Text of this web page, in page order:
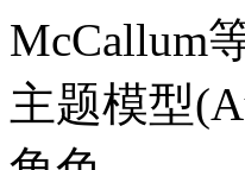
McCallum
主题模型